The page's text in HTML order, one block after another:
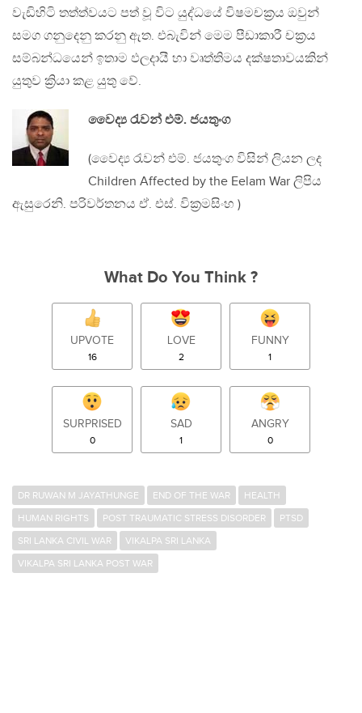
වැඩිහිටි තත්ත්වයට පත් වූ විට යුද්ධයේ විෂමචක්‍රය ඔවුන්
සමග ගනුදෙනු කරනු ඇත. එබැවින් මෙම පීඩාකාරී චක්‍රය
සම්බන්ධයෙන් ඉතාම ඵලදායී හා වෘත්තිමය දක්ෂතාවයකින්
යුතුව ක්‍රියා කළ යුතු වේ.
වෛද්‍ය රැවන් එම්. ජයතුංග
(වෛද්‍ය රැවන් එම්. ජයතුංග විසින් ලියන ලද
Children Affected by the Eelam War ලිපිය
ඇසුරෙනි. පරිවර්තනය ඒ. එස්. වික්‍රමසිංහ )
What Do You Think ?
UPVOTE
16
LOVE
2
FUNNY
1
SURPRISED
0
SAD
1
ANGRY
0
DR RUWAN M JAYATHUNGE END OF THE WAR
HEALTH
HUMAN RIGHTS
POST TRAUMATIC STRESS DISORDER
PTSD
SRI LANKA CIVIL WAR
VIKALPA SRI LANKA
VIKALPA SRI LANKA POST WAR